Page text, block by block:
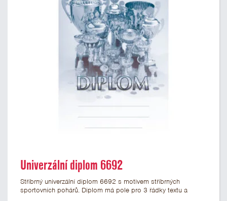
Univerzální diplom 6692
Stříbrný univerzální diplom 6692 s motivem stříbrných
sportovních pohárů. Diplom má pole pro 3 řádky textu a